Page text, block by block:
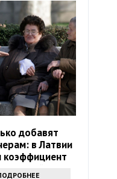
добавят
в Латвии
коэффициент
пенсий на этот